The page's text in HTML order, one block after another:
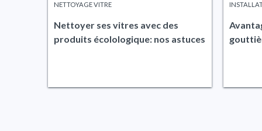
NETTOYAGE VITRE
Nettoyer ses vitres avec des
produits écolologique: nos astuces